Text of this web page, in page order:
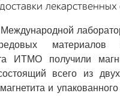
материалов
ИТМО получили
всего из
и